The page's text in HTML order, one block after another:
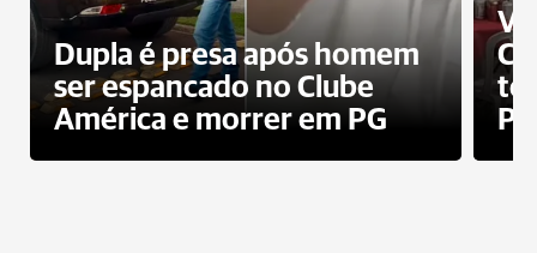
Dupla é presa após homem
ser espancado no Clube
América e morrer em PG
PG